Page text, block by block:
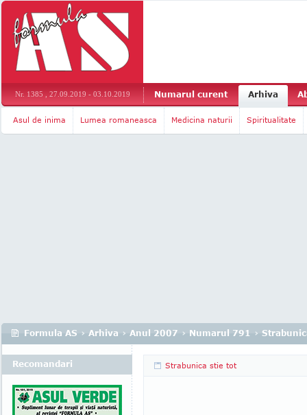
Nr. 1385 , 27.09.2019 - 03.10.2019 Numarul curent Arhiva
Asul de inima Lumea romaneasca Medicina naturii Spiritualitate
Formula AS › Arhiva › Anul 2007 › Numarul 791 ›
Strabunica stie tot
Recomandari